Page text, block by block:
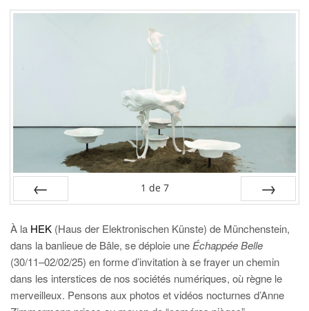
1 de 7
À la HEK (Haus der Elektronischen Künste) de Münchenstein,
dans la banlieue de Bâle, se déploie une Échappée Belle
(30/11–02/02/25) en forme d’invitation à se frayer un chemin
dans les interstices de nos sociétés numériques, où règne le
merveilleux. Pensons aux photos et vidéos nocturnes d’Anne